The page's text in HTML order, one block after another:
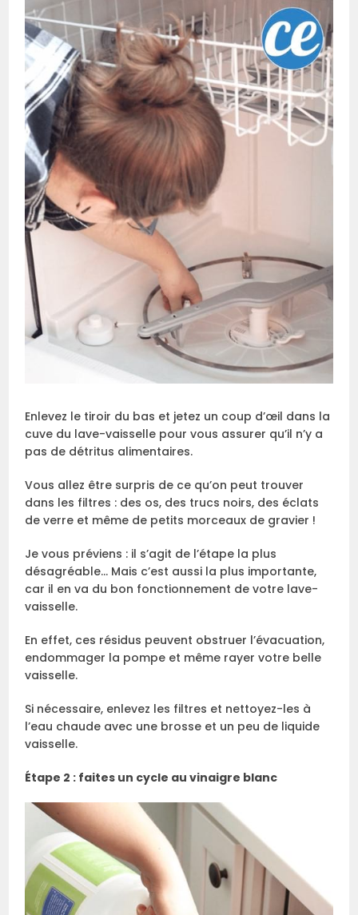
Enlevez le tiroir du bas et jetez un coup d’œil dans la
cuve du lave-vaisselle pour vous assurer qu’il n’y a
pas de détritus alimentaires.
Vous allez être surpris de ce qu’on peut trouver
dans les filtres : des os, des trucs noirs, des éclats
de verre et même de petits morceaux de gravier !
Je vous préviens : il s’agit de l’étape la plus
désagréable… Mais c’est aussi la plus importante,
car il en va du bon fonctionnement de votre lave-
vaisselle.
En effet, ces résidus peuvent obstruer l’évacuation,
endommager la pompe et même rayer votre belle
vaisselle.
Si nécessaire, enlevez les filtres et nettoyez-les à
l’eau chaude avec une brosse et un peu de liquide
vaisselle.
Étape 2 : faites un cycle au vinaigre blanc